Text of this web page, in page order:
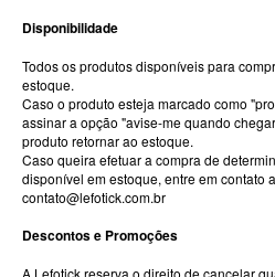
Disponibilidade
Todos os produtos disponíveis para
estoque.
Caso o produto esteja marcado como
assinar a opção "avise-me quando
produto retornar ao estoque.
Caso queira efetuar a compra de
disponível em estoque, entre em contato
contato@lefotick.com.br
Descontos e Promoções
A Lefotick reserva o direito de cancelar